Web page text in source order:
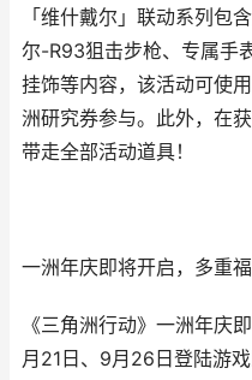
「维什戴尔」联动系列包
尔-R93狙击步枪、专属手
挂饰等内容，该活动可使
洲研究券参与。此外，在
带走全部活动道具！
一洲年庆即将开启，多重
《三角洲行动》一洲年庆
月21日、9月26日登陆游